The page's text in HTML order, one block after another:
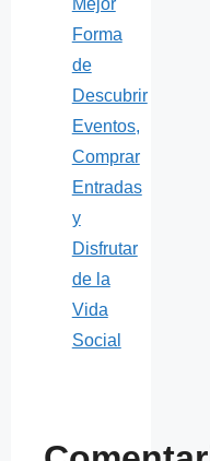
Forma
de
Descubrir
Eventos,
Comprar
Entradas
y
Disfrutar
de la
Vida
Social